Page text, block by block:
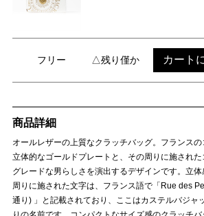
フリー △残り僅か カート
商品詳細
オールレザーの上質なクラッチバッグ。フランス
立体的なゴールドプレートと、その周りに施され
グレードな男らしさを演出するデザインです。立
周りに施された文字は、フランス語で「Rue des
通り) 」と記載されており、ここはカステルバジャ